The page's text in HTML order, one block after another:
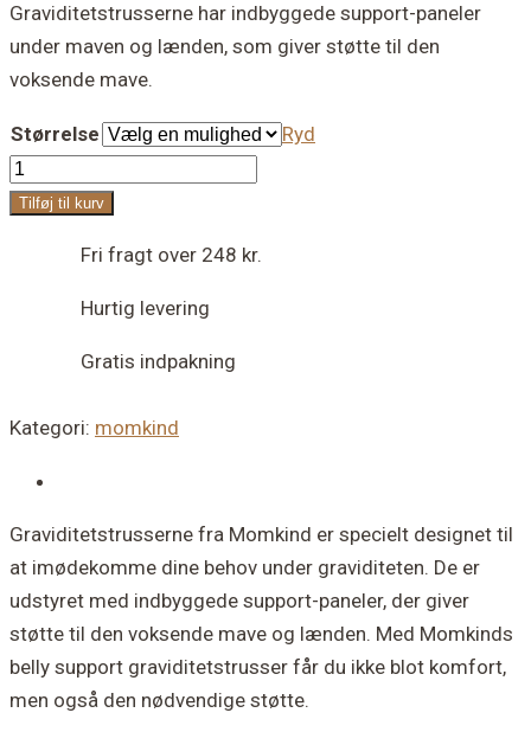
pris
var:
349,00 kr..
pris
er:
Graviditetstrusserne har indbyggede support-paneler
under maven og lænden, som giver støtte til den
voksende mave.
Størrelse
Ryd
Momkind
graviditetstrusser
Tilføj til kurv
Fri fragt over 248 kr.
Hurtig levering
Gratis indpakning
Kategori: momkind
Graviditetstrusserne fra Momkind er specielt designet til
at imødekomme dine behov under graviditeten. De er
udstyret med indbyggede support-paneler, der giver
støtte til den voksende mave og lænden. Med Momkinds
belly support graviditetstrusser får du ikke blot komfort,
men også den nødvendige støtte.